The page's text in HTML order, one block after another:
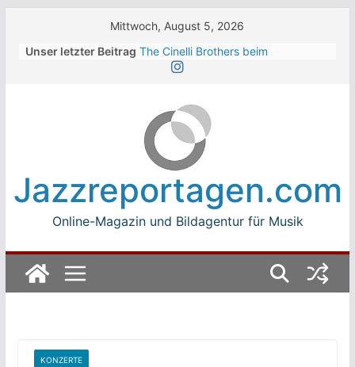
Mittwoch, August 5, 2026
Unser letzter Beitrag The Cinelli Brothers beim
Winterbach Zeltspektakel 2026
Beth Hart
Luca Carboni bei den jazz open
Modena auf der Piazza Roma 2026
The Boss Hoss bei den KSK Music
Open Ludwigsburg 2026
Jazzreportagen.com
Online-Magazin und Bildagentur für Musik
KONZERTE